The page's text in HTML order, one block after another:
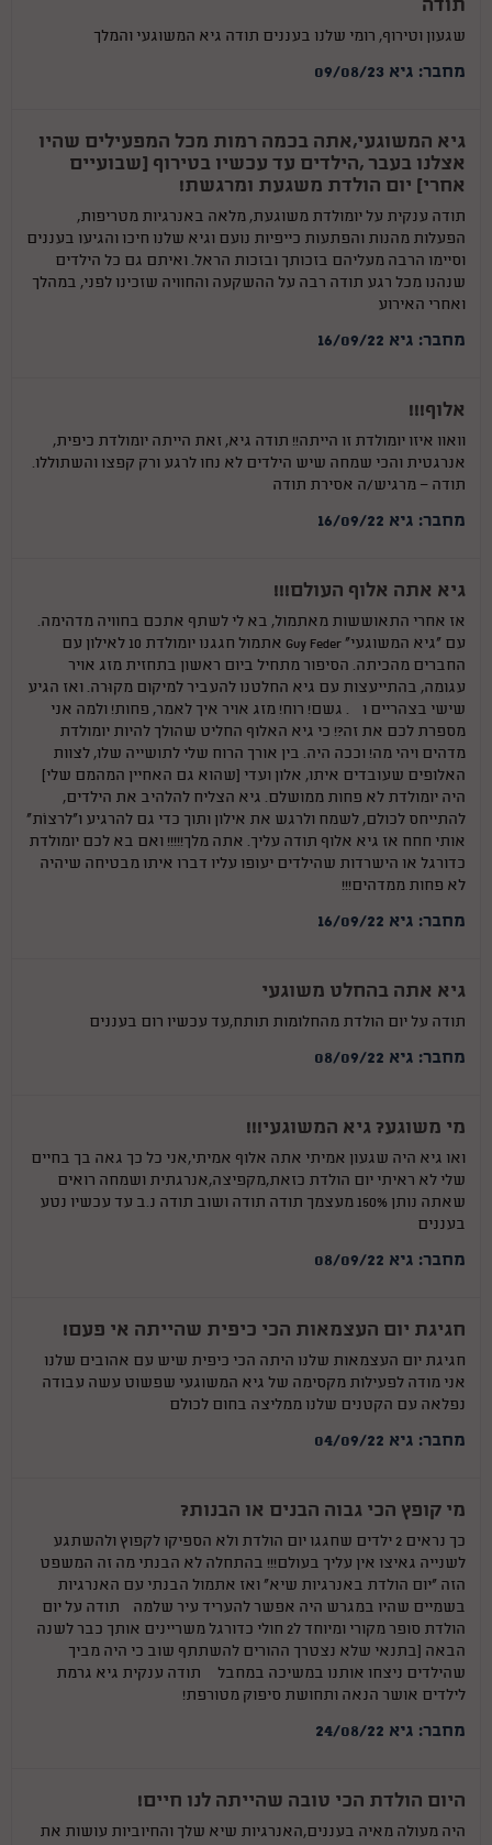
תודה
שגעון וטירוף, רומי שלנו בעננים תודה גיא המשוגעי והמלך
מחבר: גיא 09/08/23
גיא המשוגעי,אתה בכמה רמות מכל המפעילים שהיו
אצלנו בעבר ,הילדים עד עכשיו בטירוף (שבועיים
אחרי) יום הולדת משגעת ומרגשת!
תודה ענקית על יומולדת משוגעת, מלאה באנרגיות מטריפות,
הפעלות מהנות והפתעות כייפיות נועם וגיא שלנו חיכו והגיעו בעננים
וסיימו הרבה מעליהם בזכותך ובזכות הראל. ואיתם גם כל הילדים
שנהנו מכל רגע תודה רבה על ההשקעה והחוויה שזכינו לפני, במהלך
ואחרי האירוע
מחבר: גיא 16/09/22
אלוף!!!
וואוו איזו יומולדת זו הייתה!! תודה גיא, זאת הייתה יומולדת כיפית,
אנרגטית והכי שמחה שיש הילדים לא נחו לרגע ורק קפצו והשתוללו.
תודה — ‏‏מרגיש/ה ‏אסירת תודה
מחבר: גיא 16/09/22
גיא אתה אלוף העולם!!!
אז אחרי התאוששות מאתמול, בא לי לשתף אתכם בחוויה מדהימה.
עם ”גיא המשוגעי” Guy Feder אתמול חגגנו יומולדת 10 לאילון עם
החברים מהכיתה. הסיפור מתחיל ביום ראשון בתחזית מזג אויר
עגומה, בהתייעצות עם גיא החלטנו להעביר למיקום מקוּרה. ואז הגיע
שישי בצהריים ו…. גשם! רוח! מזג אויר איך לאמר, פחות! ולמה אני
מספרת לכם את זה?! כי גיא האלוף החליט שהולך להיות יומולדת
מדהים ויהי מה! וככה היה. בין אורך הרוח שלי לתושייה שלו, לצוות
האלופים שעובדים איתו, אלון ועדי (שהוא גם האחיין המהמם שלי)
היה יומולדת לא פחות ממושלם. גיא הצליח להלהיב את הילדים,
להתייחס לכולם, לשמח ולרגש את אילון ותוך כדי גם להרגיע ו”לרצוֹת”
אותי חחח אז גיא אלוף תודה עליך. אתה מלך!!!!! ואם בא לכם יומולדת
כדורגל או הישרדות שהילדים יעופו עליו דברו איתו מבטיחה שיהיה
לא פחות ממדהים!!!
מחבר: גיא 16/09/22
גיא אתה בהחלט משוגעי
תודה על יום הולדת מהחלומות תותח,עד עכשיו רום בעננים
מחבר: גיא 08/09/22
מי משוגע? גיא המשוגעי!!!
ואו גיא היה שגעון אמיתי אתה אלוף אמיתי,אני כל כך גאה בך בחיים
שלי לא ראיתי יום הולדת כזאת,מקפיצה,אנרגתית ושמחה רואים
שאתה נותן 150% מעצמך תודה תודה ושוב תודה נ.ב עד עכשיו נטע
בעננים
מחבר: גיא 08/09/22
חגיגת יום העצמאות הכי כיפית שהייתה אי פעם!
חגיגת יום העצמאות שלנו היתה הכי כיפית שיש עם אהובים שלנו
אני מודה לפעילות מקסימה של גיא המשוגעי שפשוט עשה עבודה
נפלאה עם הקטנים שלנו ממליצה בחום לכולם️
מחבר: גיא 04/09/22
מי קופץ הכי גבוה הבנים או הבנות?
כך נראים 2 ילדים שחגגו יום הולדת ולא הספיקו לקפוץ ולהשתגע
לשנייה גאיצו אין עליך בעולם!!! בהתחלה לא הבנתי מה זה המשפט
הזה ״יום הולדת באנרגיות שיא״ ואז אתמול הבנתי עם האנרגיות
בשמיים שהיו במגרש היה אפשר להעריד עיר שלמה…תודה על יום
הולדת סופר מקורי ומיוחד ל2 חולי כדורגל משריינים אותך כבר לשנה
הבאה (בתנאי שלא נצטרך ההורים להשתתף שוב כי היה מביך
שהילדים ניצחו אותנו במשיכה במחבל… תודה ענקית גיא גרמת
לילדים אושר הנאה ותחושת סיפוק מטורפת!
מחבר: גיא 24/08/22
היום הולדת הכי טובה שהייתה לנו חיים!
היה מעולה מאיה בעננים,האנרגיות שיא שלך והחיוביות עושות את